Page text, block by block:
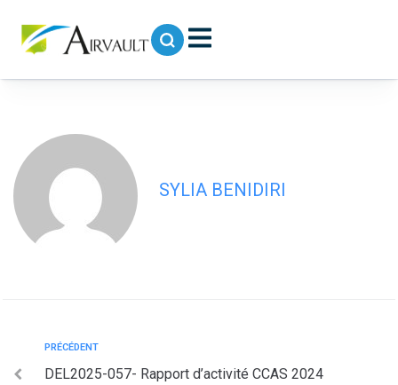
DEL2025-058- Rapport d’activités
SYLIA BENIDIRI
PRÉCÉDENT
DEL2025-057- Rapport d’activité CCAS 2024